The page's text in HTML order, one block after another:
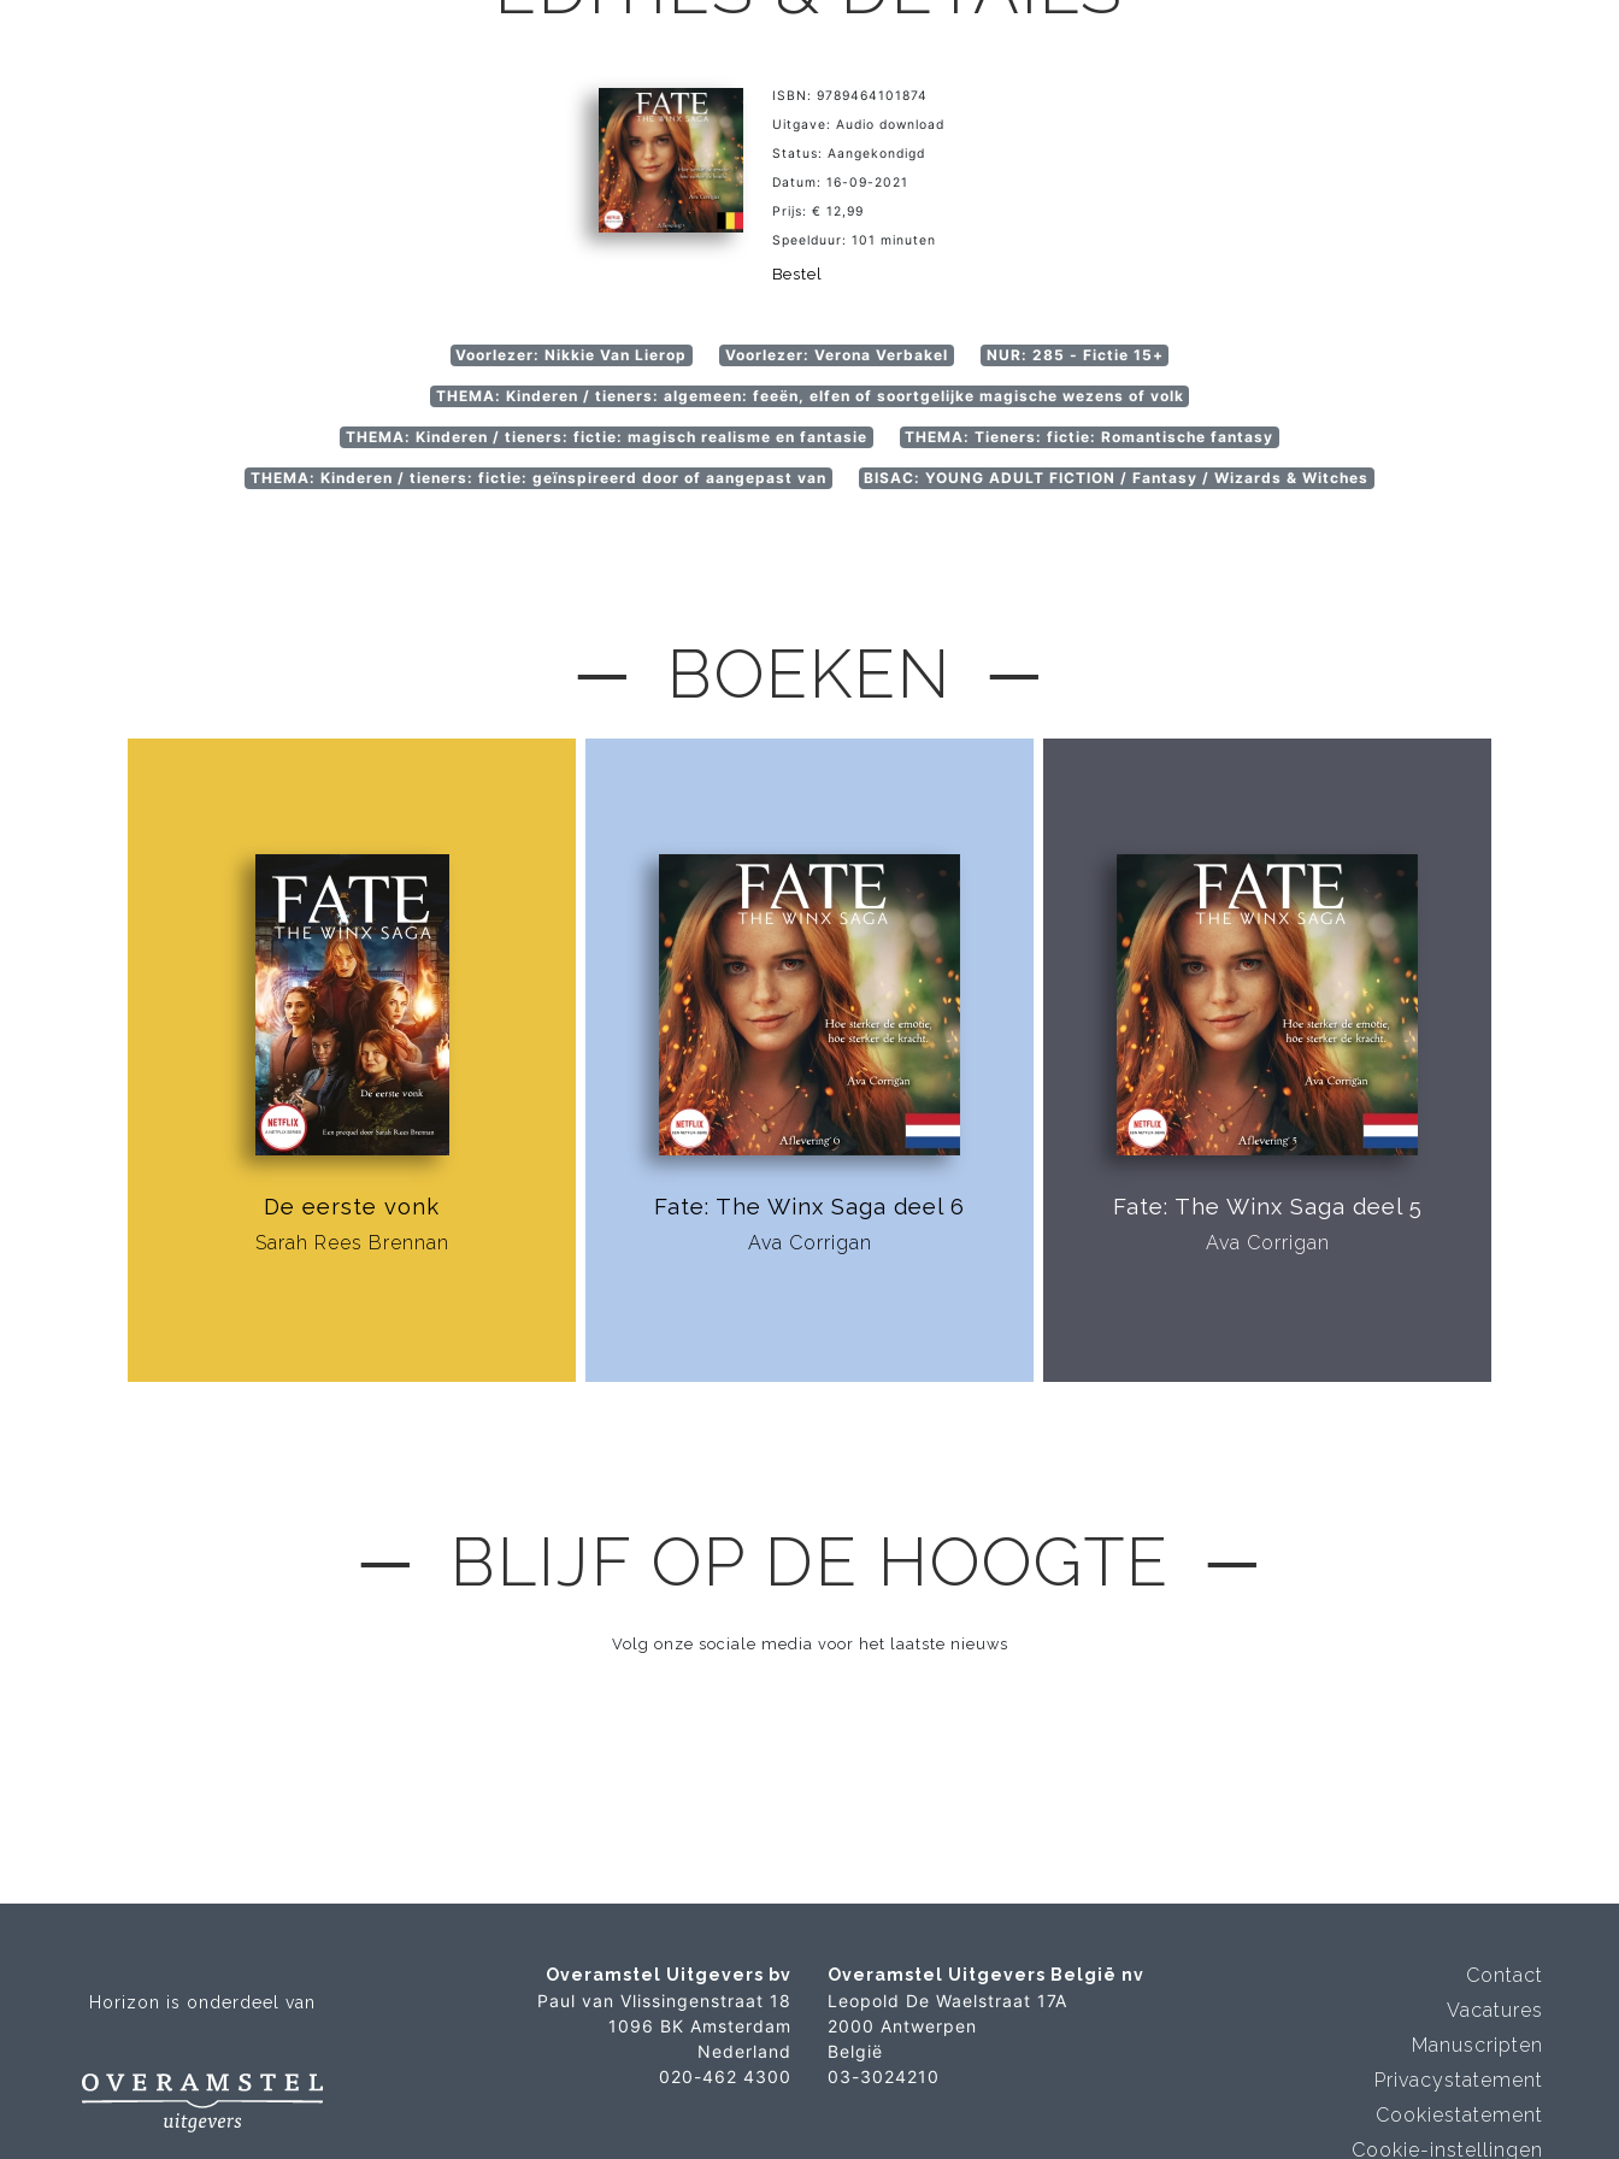
ISBN: 9789464101874
Uitgave: Audio download
Status: Aangekondigd
Datum: 16-09-2021
Prijs: € 12,99
Speelduur: 101 minuten
Bestel
Voorlezer: Nikkie Van Lierop Voorlezer: Verona Verbakel NUR: 285 - Fictie 15+
THEMA: Kinderen / tieners: algemeen: feeën, elfen of soortgelijke magische wezens of volk
THEMA: Kinderen / tieners: fictie: magisch realisme en fantasie THEMA: Tieners: fictie: Romantische fantasy
THEMA: Kinderen / tieners: fictie: geïnspireerd door of aangepast van BISAC: YOUNG ADULT FICTION / Fantasy / Wizards & Witches
─ BOEKEN ─
De eerste vonk
Sarah Rees Brennan
Fate: The Winx Saga deel 6
Ava Corrigan
Fate: The Winx Saga deel 5
Ava Corrigan
─ BLIJF OP DE HOOGTE ─
Volg onze sociale media voor het laatste nieuws
Horizon is onderdeel van
Overamstel Uitgevers bv
Paul van Vlissingenstraat 18
1096 BK Amsterdam
Nederland
020-462 4300
Overamstel Uitgevers België nv
Leopold De Waelstraat 17A
2000 Antwerpen
België
03-3024210
Contact
Vacatures
Manuscripten
Privacystatement
Cookiestatement
Cookie-instellingen